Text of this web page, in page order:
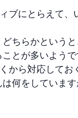
ブにとらえて、
ちらかという
とが多いようで
から対応してお
何をしていま